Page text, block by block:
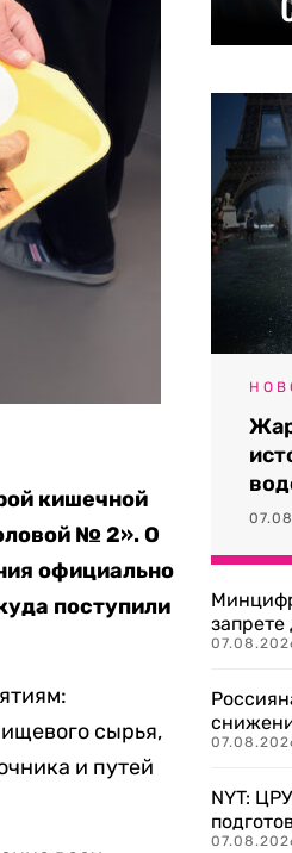
кишечной
№ 2». О
официально
поступили
сырья,
и путей
запрете
NYT: